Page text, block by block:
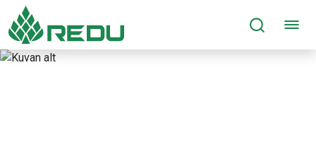
Siirry sivusisältöön